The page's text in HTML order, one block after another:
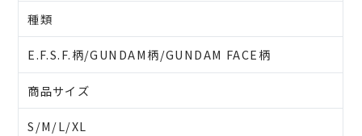
種類
E.F.S.F.柄/GUNDAM柄/GUNDAM FACE柄
商品サイズ
S/M/L/XL